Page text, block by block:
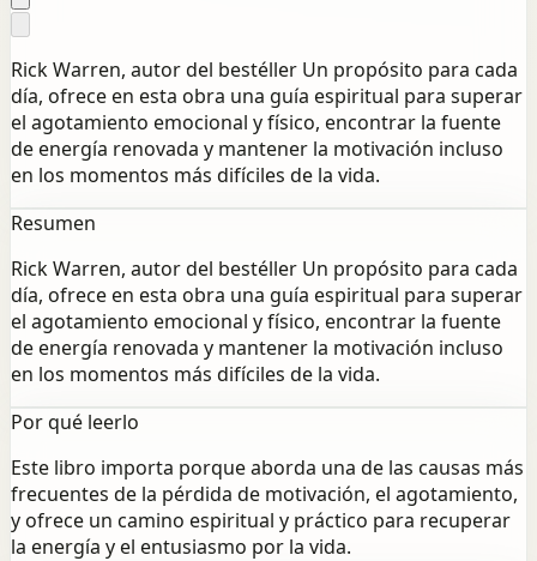
Rick Warren, autor del bestéller Un propósito para cada
día, ofrece en esta obra una guía espiritual para superar
el agotamiento emocional y físico, encontrar la fuente
de energía renovada y mantener la motivación incluso
en los momentos más difíciles de la vida.
Resumen
Rick Warren, autor del bestéller Un propósito para cada
día, ofrece en esta obra una guía espiritual para superar
el agotamiento emocional y físico, encontrar la fuente
de energía renovada y mantener la motivación incluso
en los momentos más difíciles de la vida.
Por qué leerlo
Este libro importa porque aborda una de las causas más
frecuentes de la pérdida de motivación, el agotamiento,
y ofrece un camino espiritual y práctico para recuperar
la energía y el entusiasmo por la vida.